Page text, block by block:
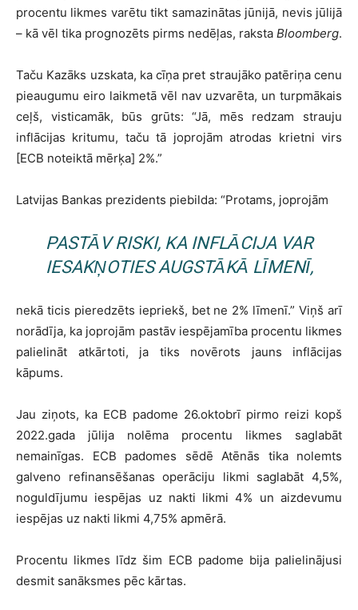
procentu likmes varētu tikt samazinātas jūnijā, nevis jūlijā
– kā vēl tika prognozēts pirms nedēļas, raksta Bloomberg.
Taču Kazāks uzskata, ka cīņa pret straujāko patēriņa cenu
pieaugumu eiro laikmetā vēl nav uzvarēta, un turpmākais
ceļš, visticamāk, būs grūts: “Jā, mēs redzam strauju
inflācijas kritumu, taču tā joprojām atrodas krietni virs
[ECB noteiktā mērķa] 2%.”
Latvijas Bankas prezidents piebilda: “Protams, joprojām
PASTĀV RISKI, KA INFLĀCIJA VAR
IESAKŅOTIES AUGSTĀKĀ LĪMENĪ,
nekā ticis pieredzēts iepriekš, bet ne 2% līmenī.” Viņš arī
norādīja, ka joprojām pastāv iespējamība procentu likmes
palielināt atkārtoti, ja tiks novērots jauns inflācijas
kāpums.
Jau ziņots, ka ECB padome 26.oktobrī pirmo reizi kopš
2022.gada jūlija nolēma procentu likmes saglabāt
nemainīgas. ECB padomes sēdē Atēnās tika nolemts
galveno refinansēšanas operāciju likmi saglabāt 4,5%,
noguldījumu iespējas uz nakti likmi 4% un aizdevumu
iespējas uz nakti likmi 4,75% apmērā.
Procentu likmes līdz šim ECB padome bija palielinājusi
desmit sanāksmes pēc kārtas.